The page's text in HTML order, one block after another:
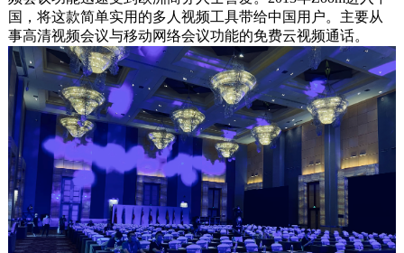
国，将这款简单实用的多人视频工具带给中国用户。主要从
事高清视频会议与移动网络会议功能的免费云视频通话。